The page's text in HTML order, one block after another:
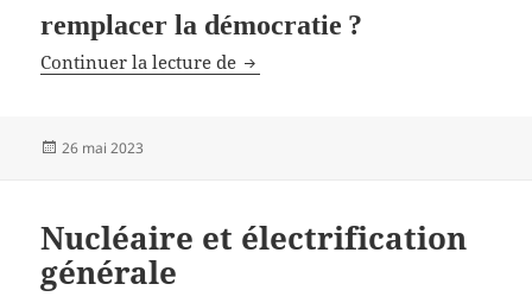
remplacer la démocratie ?
Continuer la lecture de Algocratie vs démocratie
Publié
26 mai 2023
Nucléaire et électrification
générale